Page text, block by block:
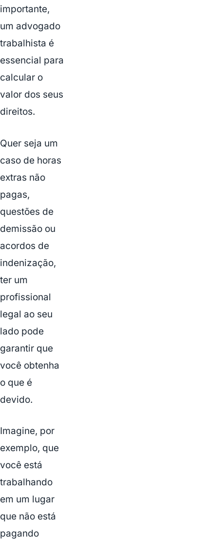
importante,
um advogado
trabalhista é
essencial para
calcular o
valor dos seus
direitos.
Quer seja um
caso de horas
extras não
pagas,
questões de
demissão ou
acordos de
indenização,
ter um
profissional
legal ao seu
lado pode
garantir que
você obtenha
o que é
devido.
Imagine, por
exemplo, que
você está
trabalhando
em um lugar
que não está
pagando